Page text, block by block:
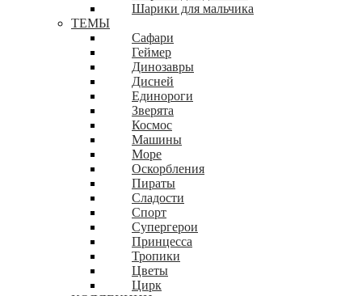
Шарики для мальчика
ТЕМЫ
Сафари
Геймер
Динозавры
Дисней
Единороги
Зверята
Космос
Машины
Море
Оскорбления
Пираты
Сладости
Спорт
Супергерои
Принцесса
Тропики
Цветы
Цирк